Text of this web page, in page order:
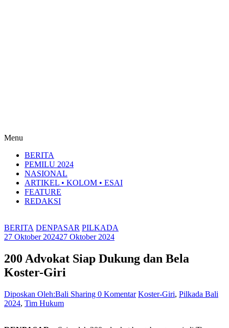
Menu
BERITA
PEMILU 2024
NASIONAL
ARTIKEL • KOLOM • ESAI
FEATURE
REDAKSI
BERITA DENPASAR PILKADA
27 Oktober 202427 Oktober 2024
200 Advokat Siap Dukung dan Bela
Koster-Giri
Diposkan Oleh:Bali Sharing 0 Komentar Koster-Giri, Pilkada Bali
2024, Tim Hukum